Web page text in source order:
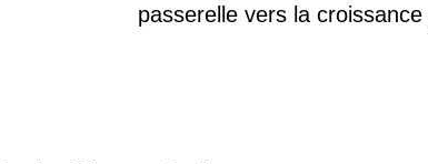
passerelle vers la